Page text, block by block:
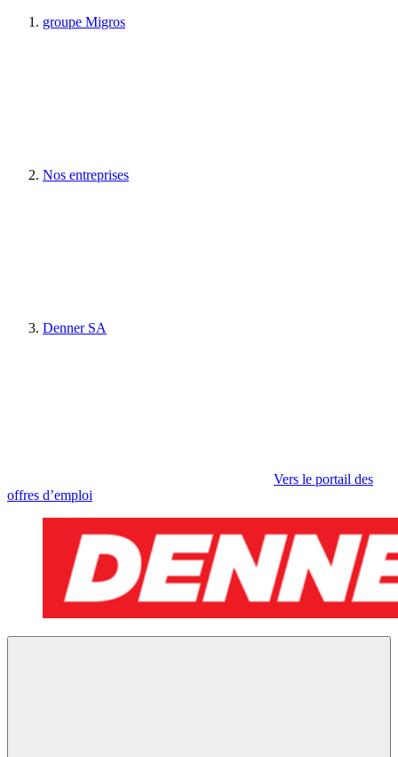
groupe Migros
Nos entreprises
Denner SA
Vers le portail des
offres d’emploi